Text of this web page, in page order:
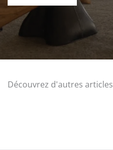
Découvrez d'autres articles